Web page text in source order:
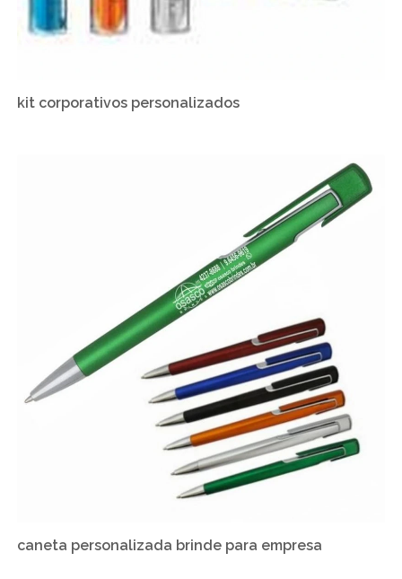
kit corporativos personalizados
caneta personalizada brinde para empresa